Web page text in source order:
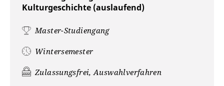
Kulturgeschichte (auslaufend)
Master-Studiengang
Wintersemester
Zulassungsfrei, Auswahlverfahren